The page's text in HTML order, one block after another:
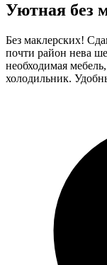
Уютная без
Без маклерских!
почти район нева
необходимая
холодильник.